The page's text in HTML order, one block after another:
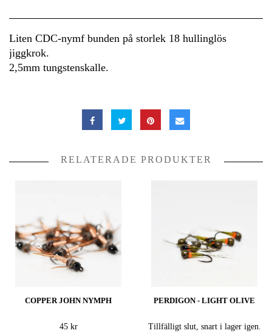
Liten CDC-nymf bunden på storlek 18 hullinglös
jiggkrok.
2,5mm tungstenskalle.
RELATERADE PRODUKTER
COPPER JOHN NYMPH
45 kr
PERDIGON - LIGHT OLIVE
Tillfälligt slut, snart i lager igen.